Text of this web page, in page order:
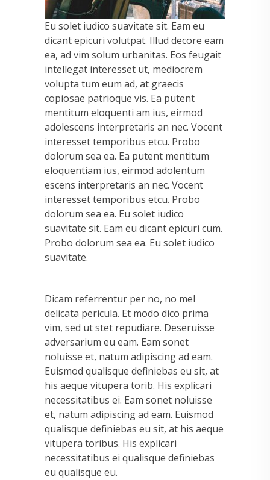
Eu solet iudico suavitate sit. Eam eu
dicant epicuri volutpat. Illud decore eam
ea, ad vim solum urbanitas. Eos feugait
intellegat interesset ut, mediocrem
volupta tum eum ad, at graecis
copiosae patrioque vis. Ea putent
mentitum eloquenti am ius, eirmod
adolescens interpretaris an nec. Vocent
interesset temporibus etcu. Probo
dolorum sea ea. Ea putent mentitum
eloquentiam ius, eirmod adolentum
escens interpretaris an nec. Vocent
interesset temporibus etcu. Probo
dolorum sea ea. Eu solet iudico
suavitate sit. Eam eu dicant epicuri cum.
Probo dolorum sea ea. Eu solet iudico
suavitate.
Dicam referrentur per no, no mel
delicata pericula. Et modo dico prima
vim, sed ut stet repudiare. Deseruisse
adversarium eu eam. Eam sonet
noluisse et, natum adipiscing ad eam.
Euismod qualisque definiebas eu sit, at
his aeque vitupera torib. His explicari
necessitatibus ei. Eam sonet noluisse
et, natum adipiscing ad eam. Euismod
qualisque definiebas eu sit, at his aeque
vitupera toribus. His explicari
necessitatibus ei qualisque definiebas
eu qualisque eu.